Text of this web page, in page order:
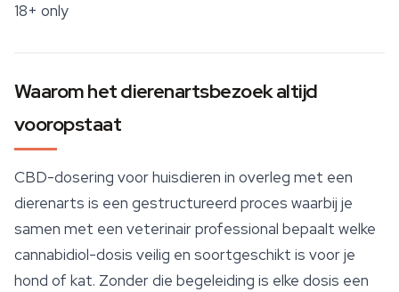
18+ only
Waarom het dierenartsbezoek altijd
vooropstaat
CBD-dosering voor huisdieren in overleg met een
dierenarts is een gestructureerd proces waarbij je
samen met een veterinair professional bepaalt welke
cannabidiol-dosis veilig en soortgeschikt is voor je
hond of kat. Zonder die begeleiding is elke dosis een